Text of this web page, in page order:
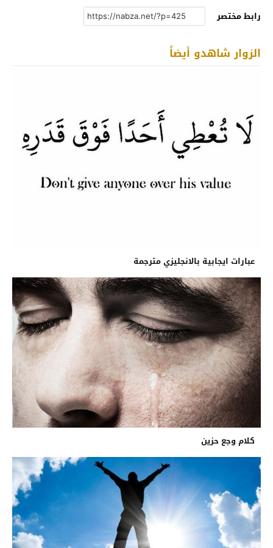
رابط مختصر
الزوار شاهدو أيضاً
عبارات ايجابية بالانجليزي مترجمة
كلام وجع حزين